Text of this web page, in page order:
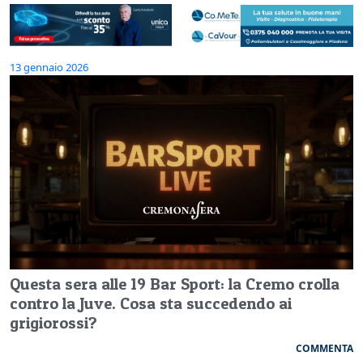
13 gennaio 2026
Questa sera alle 19 Bar Sport: la Cremo crolla
contro la Juve. Cosa sta succedendo ai
grigiorossi?
COMMENTA